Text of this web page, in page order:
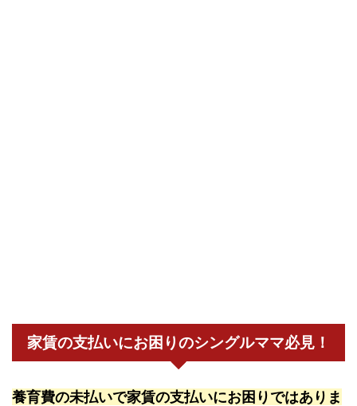
家賃の支払いにお困りのシングルママ必見！
養育費の未払いで家賃の支払いにお困りではありま